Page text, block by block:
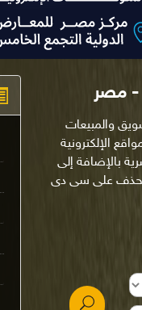
- مصر
والمبيعات
والمواقع الإلكترونية
بالإضافة إلى
حذف على سى دى